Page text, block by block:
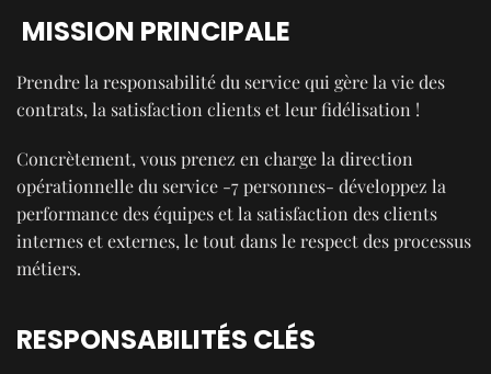
MISSION PRINCIPALE
Prendre la responsabilité du service qui gère la vie des
contrats, la satisfaction clients et leur fidélisation !
Concrètement, vous prenez en charge la direction
opérationnelle du service -7 personnes- développez la
performance des équipes et la satisfaction des clients
internes et externes, le tout dans le respect des processus
métiers.
RESPONSABILITÉS CLÉS